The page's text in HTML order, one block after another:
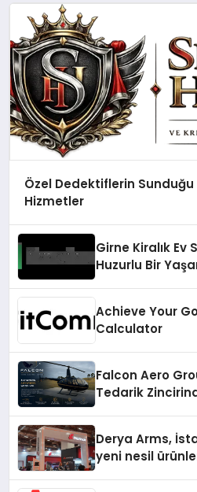
Özel Dedektiflerin Sunduğu
Hizmetler
Girne Kiralık Ev
Huzurlu Bir
Achieve Your
Calculator
Falcon Aero
Tedarik
Derya Arms,
yeni nesil